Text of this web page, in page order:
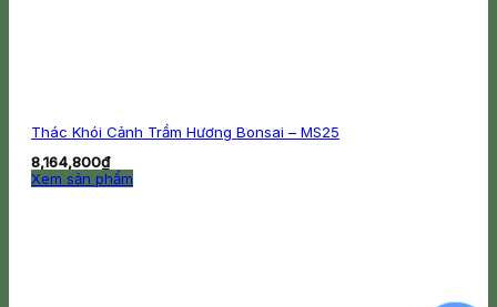
Thác Khói Cảnh Trầm Hương Bonsai – MS25
8,164,800₫
Xem sản phẩm